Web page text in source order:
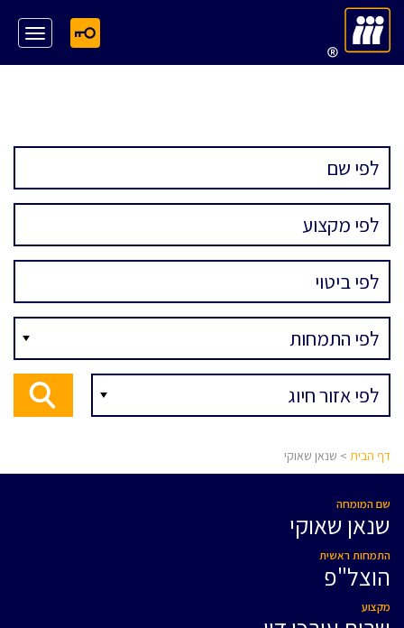
דף הבית > שנאן שאוקי
שם המומחה
שנאן שאוקי
התמחות ראשית
הוצל"פ
מקצוע